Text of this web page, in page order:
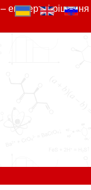
– експертні рішення